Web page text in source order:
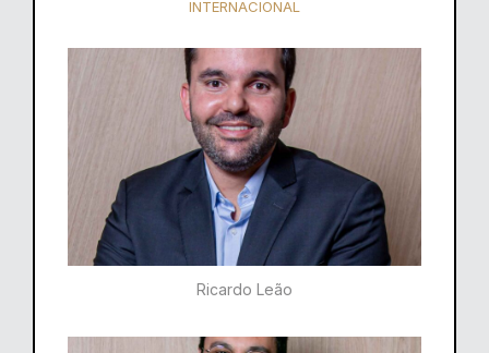
INTERNACIONAL
Ricardo Leão​